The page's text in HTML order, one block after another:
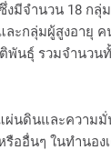
งมีจำนวน 18 กลุ่
ะกลุ่มผู้สูงอายุ ค
พันธุ์ รวมจำนวน
ผ่นดินและความ
รืออื่นๆ ในทำนอง